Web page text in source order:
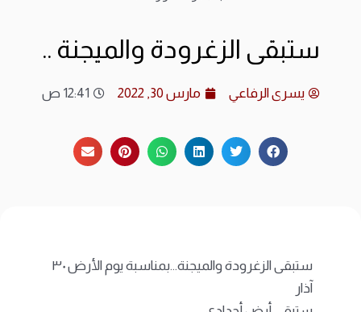
ستبقى الزغرودة والميجنة ..
يسرى الرفاعي مارس 30, 2022 12:41 ص
ستبقى الزغرودة والميجنة…بمناسبة يوم الأرض ٣٠
آذار